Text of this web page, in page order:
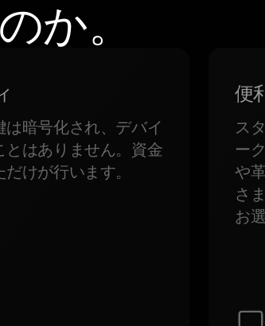
か。
は暗号化され、デバイ
とはありません。資金
けが行います。
便
ス
ー
や
さ
お